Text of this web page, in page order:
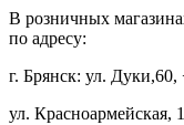
В розничных
по адресу:
г. Брянск: ул.
ул. Красноармейская,